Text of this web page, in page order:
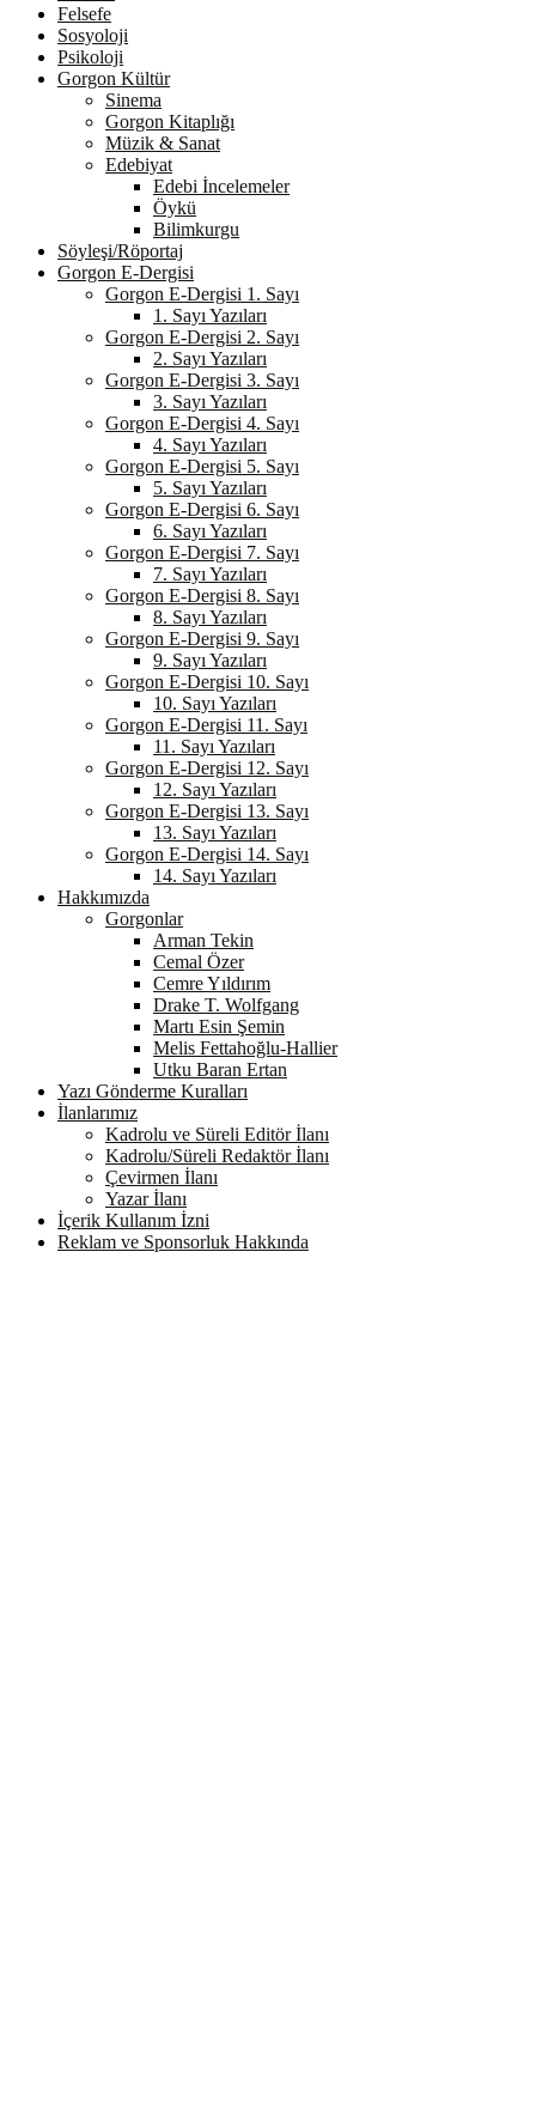
Felsefe
Sosyoloji
Psikoloji
Gorgon Kültür
Sinema
Gorgon Kitaplığı
Müzik & Sanat
Edebiyat
Edebi İncelemeler
Öykü
Bilimkurgu
Söyleşi/Röportaj
Gorgon E-Dergisi
Gorgon E-Dergisi 1. Sayı
1. Sayı Yazıları
Gorgon E-Dergisi 2. Sayı
2. Sayı Yazıları
Gorgon E-Dergisi 3. Sayı
3. Sayı Yazıları
Gorgon E-Dergisi 4. Sayı
4. Sayı Yazıları
Gorgon E-Dergisi 5. Sayı
5. Sayı Yazıları
Gorgon E-Dergisi 6. Sayı
6. Sayı Yazıları
Gorgon E-Dergisi 7. Sayı
7. Sayı Yazıları
Gorgon E-Dergisi 8. Sayı
8. Sayı Yazıları
Gorgon E-Dergisi 9. Sayı
9. Sayı Yazıları
Gorgon E-Dergisi 10. Sayı
10. Sayı Yazıları
Gorgon E-Dergisi 11. Sayı
11. Sayı Yazıları
Gorgon E-Dergisi 12. Sayı
12. Sayı Yazıları
Gorgon E-Dergisi 13. Sayı
13. Sayı Yazıları
Gorgon E-Dergisi 14. Sayı
14. Sayı Yazıları
Hakkımızda
Gorgonlar
Arman Tekin
Cemal Özer
Cemre Yıldırım
Drake T. Wolfgang
Martı Esin Şemin
Melis Fettahoğlu-Hallier
Utku Baran Ertan
Yazı Gönderme Kuralları
İlanlarımız
Kadrolu ve Süreli Editör İlanı
Kadrolu/Süreli Redaktör İlanı
Çevirmen İlanı
Yazar İlanı
İçerik Kullanım İzni
Reklam ve Sponsorluk Hakkında